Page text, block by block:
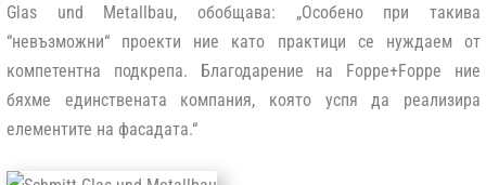
Glas und Metallbau, обобщава: „Особено при такива
“невъзможни“ проекти ние като практици се нуждаем от
компетентна подкрепа. Благодарение на Foppe+Foppe ние
бяхме единствената компания, която успя да реализира
елементите на фасадата.“